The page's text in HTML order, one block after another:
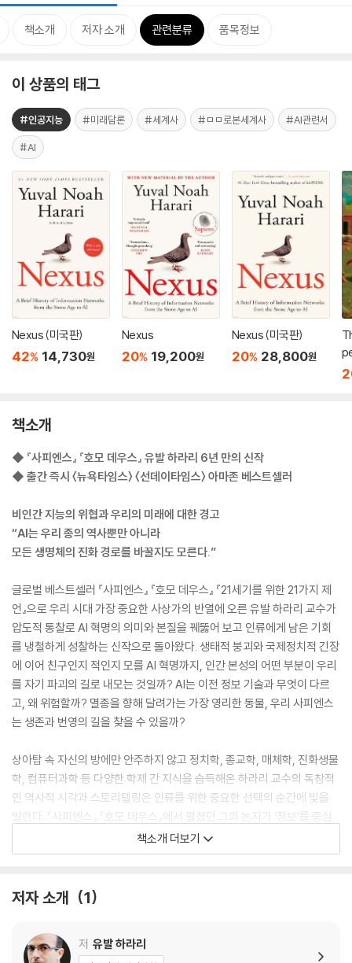
책소개 저자 소개 관련분류 품목정보
이 상품의 태그
#인공지능 #미래담론 #세계사 #ㅁㅁ로본세계사 #AI관련서
#AI
Nexus (미국판)
42% 14,730원
Nexus
20% 19,200원
Nexus (미국판)
20% 28,800원
책소개
◆ 『사피엔스』 『호모 데우스』 유발 하라리 6년 만의 신작
◆ 출간 즉시 〈뉴욕타임스〉 〈선데이타임스〉 아마존 베스트셀러
비인간 지능의 위협과 우리의 미래에 대한 경고
“AI는 우리 종의 역사뿐만 아니라
모든 생명체의 진화 경로를 바꿀지도 모른다.”
글로벌 베스트셀러 『사피엔스』 『호모 데우스』 『21세기를 위한 21가지 제
언』으로 우리 시대 가장 중요한 사상가의 반열에 오른 유발 하라리 교수가
압도적 통찰로 AI 혁명의 의미와 본질을 꿰뚫어 보고 인류에게 남은 기회
를 냉철하게 성찰하는 신작으로 돌아왔다. 생태적 붕괴와 국제정치적 긴장
에 이어 친구인지 적인지 모를 AI 혁명까지, 인간 본성의 어떤 부분이 우리
를 자기 파괴의 길로 내모는 것일까? AI는 이전 정보 기술과 무엇이 다르
고, 왜 위험할까? 멸종을 향해 달려가는 가장 영리한 동물, 우리 사피엔스
는 생존과 번영의 길을 찾을 수 있을까?
상아탑 속 자신의 방에만 안주하지 않고 정치학, 종교학, 매체학, 진화생물
학, 컴퓨터과학 등 다양한 학제 간 지식을 습득해온 하라리 교수의 독창적
인 역사적 시각과 스토리텔링은 인류를 위한 중요한 선택의 순간에 빛을
발한다. 『사피엔스』 『호모 데우스』에서 펼쳤던 그의 논지가 ‘정보’를 중심
으로 통합되어 더 정교하게 실체를 드러내는 『넥서스』에서 우리는 하라리
교수의 도저한 ‘현실주의’적 해법을 만난다. 비인간 지능이 우리의 존재를
s comes the groundbreaking story of how information ne
tworks have made, and unmade, our world.
책소개 더보기
저자 소개 1
저 유발 하라리